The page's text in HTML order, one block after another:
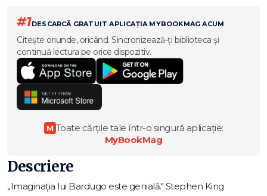
#1DESCARCĂ GRATUIT APLICAȚIA MYBOOKMAG ACUM
Citește oriunde, oricând. Sincronizează-ți biblioteca și
continuă lectura pe orice dispozitiv.
M Toate cărțile tale într-o singură aplicație:
MyBookMag
Descriere
„Imaginația lui Bardugo este genială." Stephen King